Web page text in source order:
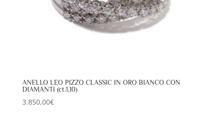
ANELLO LEO PIZZO CLASSIC IN ORO BIANCO CON
DIAMANTI (ct.1,10)
3.850,00€